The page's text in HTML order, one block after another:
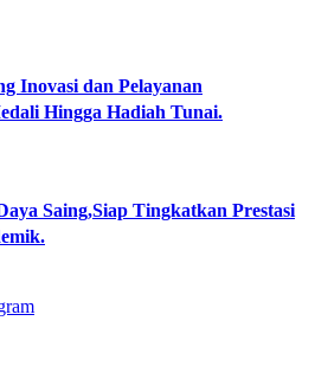
Inovasi dan Pelayanan
Hingga Hadiah Tunai.
Saing,Siap Tingkatkan Prestasi